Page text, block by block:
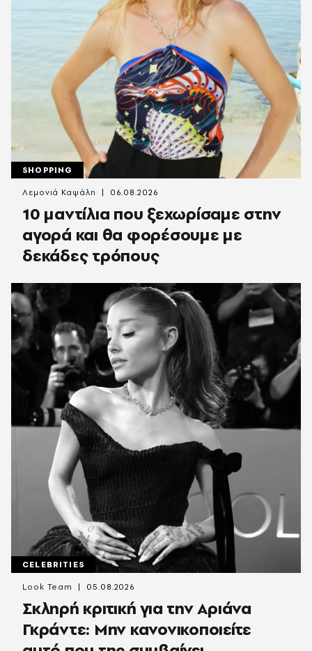
SHOPPING
10 μαντίλια που ξεχωρίσαμε στην
αγορά και θα φορέσουμε με
δεκάδες τρόπους
Λεμονιά Καψάλη 06.08.2026
CELEBRITIES
Σκληρή κριτική για την Αριάνα
Γκράντε: Μην κανονικοποιείτε
Look Team 05.08.2026